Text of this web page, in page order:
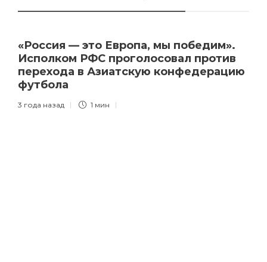
«Россия — это Европа, мы победим».
Исполком РФС проголосовал против
перехода в Азиатскую конфедерацию
футбола
3 года назад 1 мин